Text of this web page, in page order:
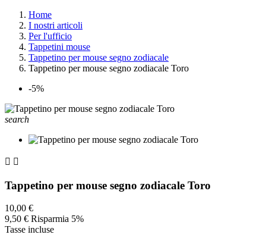
Home
I nostri articoli
Per l'ufficio
Tappetini mouse
Tappetino per mouse segno zodiacale
Tappetino per mouse segno zodiacale Toro
-5%
search
 
Tappetino per mouse segno zodiacale Toro
10,00 €
9,50 € Risparmia 5%
Tasse incluse